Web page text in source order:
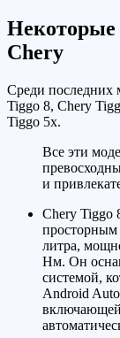
Некоторые
Chery
Среди последних
Tiggo 8, Chery
Tiggo 5x.
Все эти
и
Chery Tiggo
литра,
Нм. Он
системой,
Android
включающей